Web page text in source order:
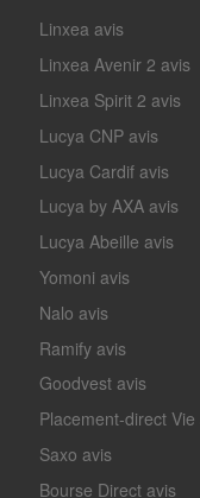
Linxea avis
Linxea Avenir 2 avis
Linxea Spirit 2 avis
Lucya CNP avis
Lucya Cardif avis
Lucya by AXA avis
Lucya Abeille avis
Yomoni avis
Nalo avis
Ramify avis
Goodvest avis
Placement-direct Vie
Saxo avis
Bourse Direct avis